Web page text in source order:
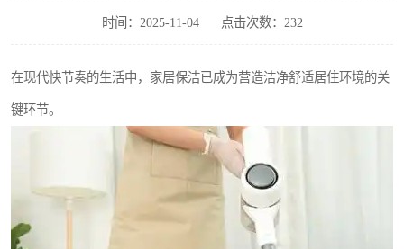
时间：2025-11-04 点击次数：232
在现代快节奏的生活中，家居保洁已成为营造洁净舒适居住环境的关
键环节。